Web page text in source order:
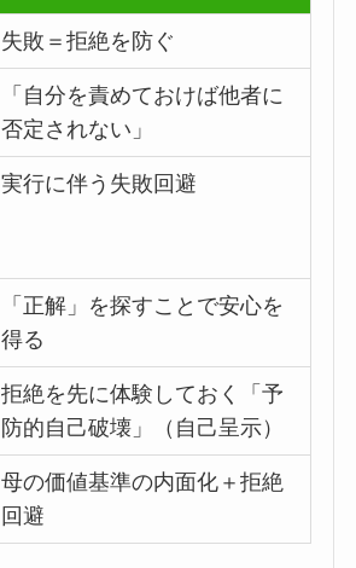
失敗＝拒絶を防ぐ
「自分を責めておけば他者に
否定されない」
実行に伴う失敗回避
「正解」を探すことで安心を
得る
拒絶を先に体験しておく「予
防的自己破壊」（自己呈示）
母の価値基準の内面化＋拒絶
回避